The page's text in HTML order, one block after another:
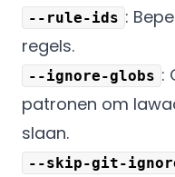
--rule-ids :
regels.
--ignore-globs :
patronen om
slaan.
--skip-git-